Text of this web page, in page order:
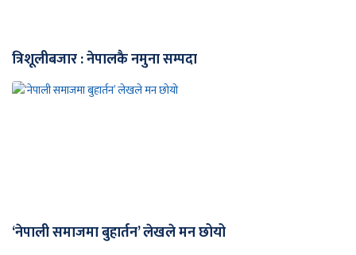
त्रिशूलीबजार : नेपालकै नमुना सम्पदा
‘नेपाली समाजमा बुहार्तन’ लेखले मन छोयो